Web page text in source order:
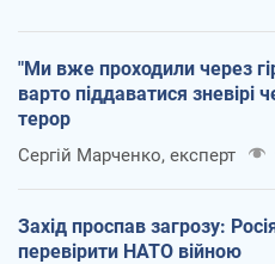
"Ми вже проходили через
варто піддаватися зневірі
терор
Сергій Марченко, експерт
Захід проспав загрозу:
перевірити НАТО війною